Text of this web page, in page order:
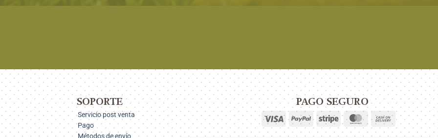
SOPORTE
Servicio post venta
Pago
Métodos de envío
PAGO SEGURO